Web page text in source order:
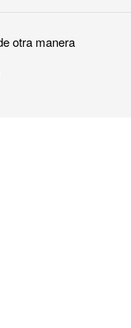
otra manera